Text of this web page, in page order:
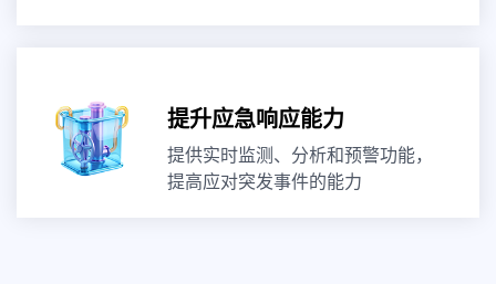
提升应急响应能力
提供实时监测、分析和预警功能，
提高应对突发事件的能力